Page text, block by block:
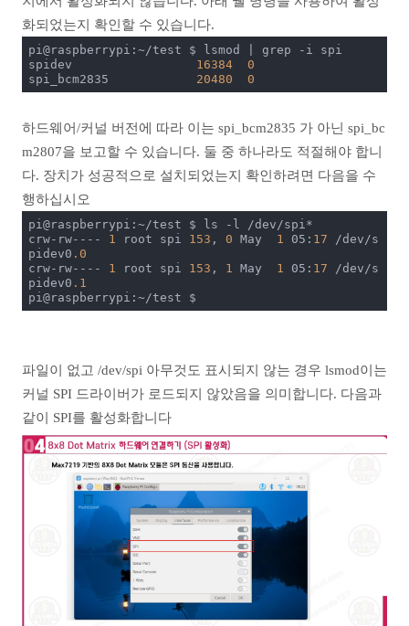
화되었는지 확인할 수 있습니다.
pi@raspberrypi:~/test $ lsmod | grep -i spi
spidev 16384
0
spi_bcm2835 20480 0
하드웨어/커널 버전에 따라 이는 spi_bcm2835 가 아닌 spi_bc
m2807을 보고할 수 있습니다. 둘 중 하나라도 적절해야 합니
다. 장치가 성공적으로 설치되었는지 확인하려면 다음을 수
행하십시오
pi@raspberrypi:~/test $ ls -l /dev/spi*
crw-rw---- 1 root spi 153 , 0 May 1 05: 17 /dev/s
pidev0 .0
crw-rw---- 1 root spi 153 , 1 May 1 05: 17 /dev/s
pidev0 .1
pi@raspberrypi:~/test $
파일이 없고 /dev/spi 아무것도 표시되지 않는 경우 lsmod이는
커널 SPI 드라이버가 로드되지 않았음을 의미합니다. 다음과
같이 SPI를 활성화합니다